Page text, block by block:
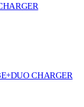
CHARGER